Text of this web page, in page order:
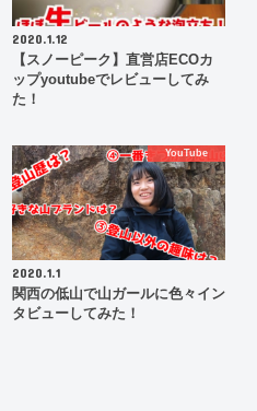
2020.1.12
【スノーピーク】直営店ECOカ
ップyoutubeでレビューしてみ
た！
YouTube
2020.1.1
関西の低山で山ガールに色々イン
タビューしてみた！